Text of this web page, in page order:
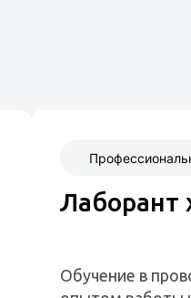
Лаборант
Обучение в